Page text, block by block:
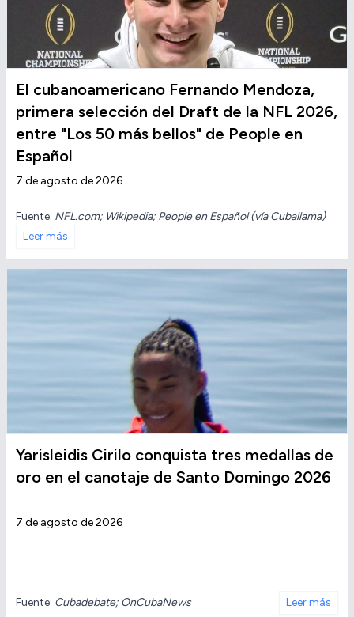
El cubanoamericano Fernando Mendoza,
primera selección del Draft de la NFL 2026,
entre "Los 50 más bellos" de People en
Español
7 de agosto de 2026
Fuente: NFL.com; Wikipedia; People en Español (vía Cuballama)
Leer más
Yarisleidis Cirilo conquista tres medallas de
oro en el canotaje de Santo Domingo 2026
7 de agosto de 2026
Fuente: Cubadebate; OnCubaNews Leer más